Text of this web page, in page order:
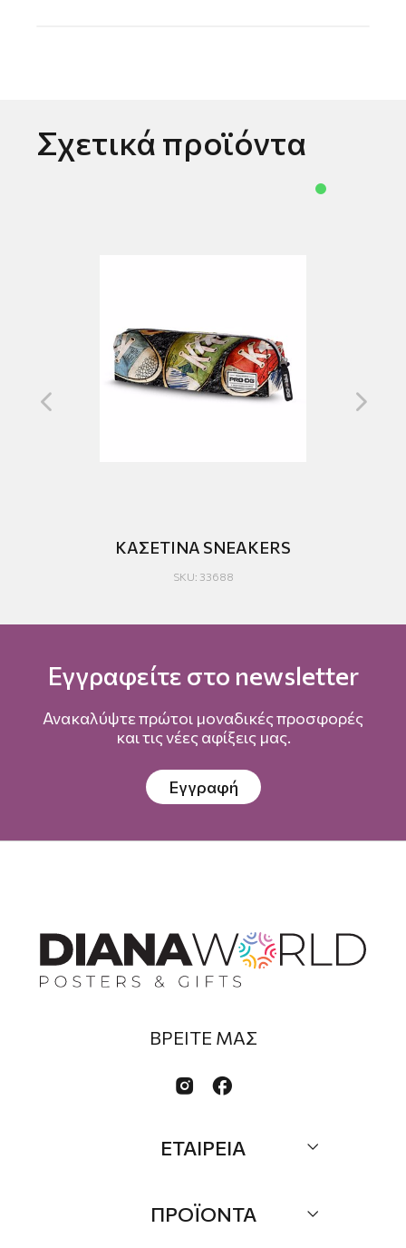
Σχετικά προϊόντα
ΚΑΣΕΤΙΝΑ SNEAKERS
SKU: 33688
Εγγραφείτε στο newsletter
Ανακαλύψτε πρώτοι μοναδικές προσφορές
και τις νέες αφίξεις μας.
Εγγραφή
ΒΡΕΙΤΕ ΜΑΣ
 
ΕΤΑΙΡΕΙΑ
Επικοινωνία
ΠΡΟΪΟΝΤΑ